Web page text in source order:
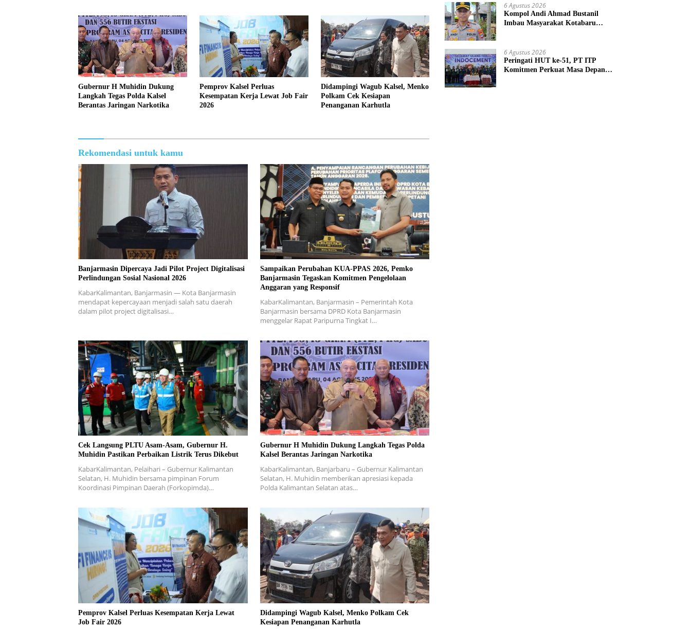
Gubernur H Muhidin Dukung
Langkah Tegas Polda Kalsel
Berantas Jaringan Narkotika
Pemprov Kalsel Perluas
Kesempatan Kerja Lewat Job Fair
2026
Didampingi Wagub Kalsel, Menko
Polkam Cek Kesiapan
Penanganan Karhutla
Rekomendasi untuk kamu
Banjarmasin Dipercaya Jadi Pilot Project Digitalisasi
Perlindungan Sosial Nasional 2026
KabarKalimantan, Banjarmasin — Kota Banjarmasin
mendapat kepercayaan menjadi salah satu daerah
dalam pilot project digitalisasi…
Sampaikan Perubahan KUA-PPAS 2026, Pemko
Banjarmasin Tegaskan Komitmen Pengelolaan
Anggaran yang Responsif
KabarKalimantan, Banjarmasin – Pemerintah Kota
Banjarmasin bersama DPRD Kota Banjarmasin
menggelar Rapat Paripurna Tingkat I…
Cek Langsung PLTU Asam-Asam, Gubernur H.
Muhidin Pastikan Perbaikan Listrik Terus Dikebut
KabarKalimantan, Pelaihari – Gubernur Kalimantan
Selatan, H. Muhidin bersama pimpinan Forum
Koordinasi Pimpinan Daerah (Forkopimda)…
Gubernur H Muhidin Dukung Langkah Tegas Polda
Kalsel Berantas Jaringan Narkotika
KabarKalimantan, Banjarbaru – Gubernur Kalimantan
Selatan, H. Muhidin memberikan apresiasi kepada
Polda Kalimantan Selatan atas…
Pemprov Kalsel Perluas Kesempatan Kerja Lewat
Job Fair 2026
Didampingi Wagub Kalsel, Menko Polkam Cek
Kesiapan Penanganan Karhutla
6 Agustus 2026
Kompol Andi Ahmad Bustanil
Imbau Masyarakat Kotabaru
6 Agustus 2026
Peringati HUT ke-51, PT ITP
Komitmen Perkuat Masa Depan